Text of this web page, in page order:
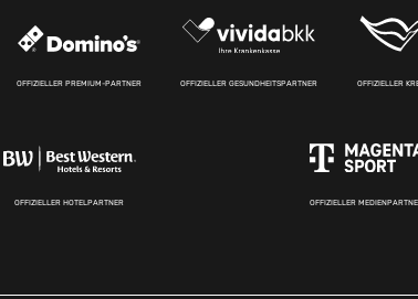
OFFIZIELLER PREMIUM-PARTNER OFFIZIELLER GESUNDHEITSPARTNER OFFIZIELLER
OFFIZIELLER HOTELPARTNER OFFIZIELLER